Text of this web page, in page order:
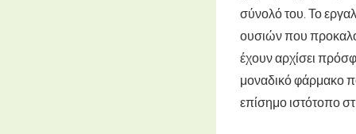
σύνολό του. Το
ουσιών που
έχουν αρχίσει
μοναδικό φάρμακο
επίσημο ιστότοπο